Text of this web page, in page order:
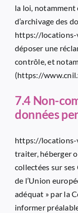
la loi, notamment
d’archivage des
https://locations-
déposer une
contrôle, et
(https://
7.4 Non-
données
https://locations-
traiter, héberger
collectées sur
de l’Union
adéquat » par la
informer